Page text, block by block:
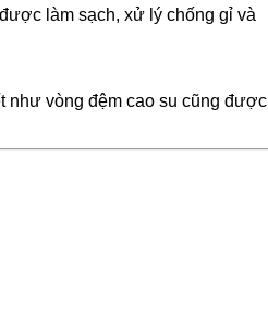
làm sạch, xử lý chống gỉ và
như vòng đệm cao su cũng được